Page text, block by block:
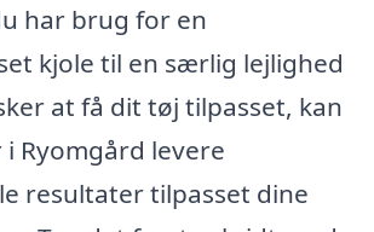
har brug for en
kjole til en særlig lejlighed
at få dit tøj tilpasset, kan
Ryomgård levere
resultater tilpasset dine